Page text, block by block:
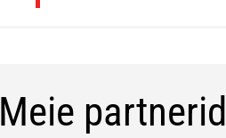
Meie partnerid